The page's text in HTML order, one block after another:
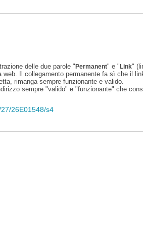
delle due parole "Permanent" e "Link"
web. Il collegamento permanente fa sì che il
rimanga sempre funzionante e valido.
sempre "valido" e "funzionante" che
26E01548/s4